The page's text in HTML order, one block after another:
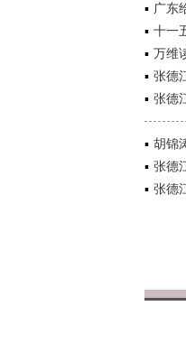
广东
十一
万维
张德
张德
胡锦
张德
张德